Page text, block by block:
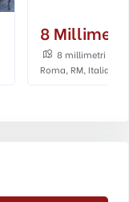
8 Millimetri
8 millimetri
Roma, RM, Italia